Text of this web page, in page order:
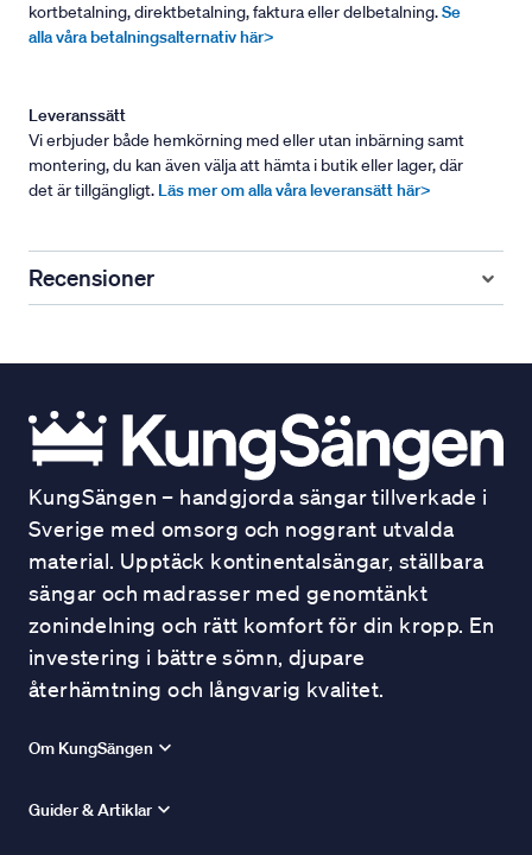
kortbetalning, direktbetalning, faktura eller delbetalning.Se
alla våra betalningsalternativ här>
Leveranssätt
Vi erbjuder både hemkörning med eller utan inbärning samt
montering, du kan även välja att hämta i butik eller lager, där
det är tillgängligt. Läs mer om alla våra leveransätt här>
Recensioner
KungSängen – handgjorda sängar tillverkade i
Sverige med omsorg och noggrant utvalda
material. Upptäck kontinentalsängar, ställbara
sängar och madrasser med genomtänkt
zonindelning och rätt komfort för din kropp. En
investering i bättre sömn, djupare
återhämtning och långvarig kvalitet.
Om KungSängen
Guider & Artiklar